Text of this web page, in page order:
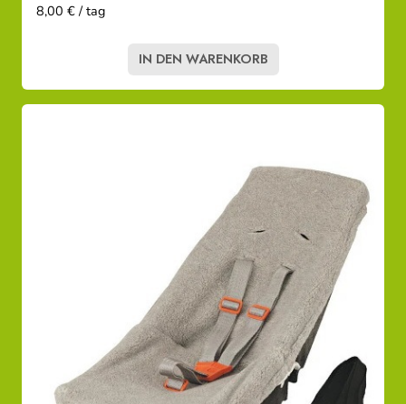
8,00 € / tag
IN DEN WARENKORB